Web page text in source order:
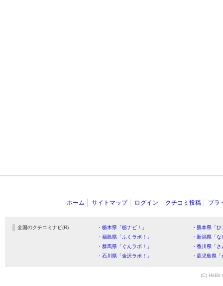
ホーム サイトマップ ログイン クチコミ投稿 プラ
全国のクチコミナビ(R) ・栃木県「栃ナビ！」
・熊本県「
・福島県「ふくラボ！」
・新潟県「
・群馬県「ぐんラボ！」
・香川県「
・石川県「金沢ラボ！」
・鹿児島県
(C) HitBit